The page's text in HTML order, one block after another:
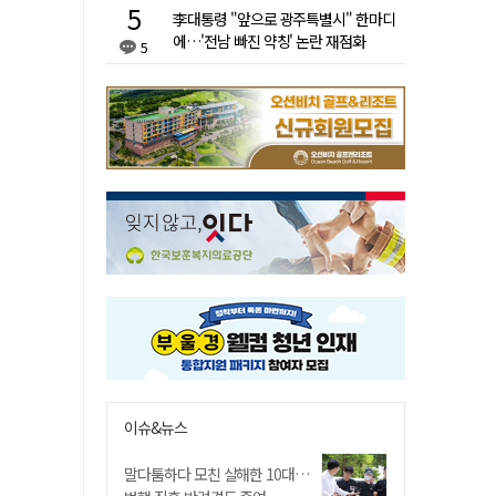
5
李대통령 "앞으로 광주특별시" 한마디
에…'전남 빠진 약칭' 논란 재점화
이슈&뉴스
말다툼하다 모친 살해한 10대…